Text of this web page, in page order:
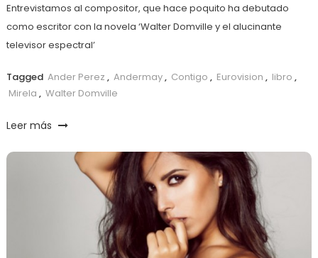
Entrevistamos al compositor, que hace poquito ha debutado
como escritor con la novela ‘Walter Domville y el alucinante
televisor espectral’
Tagged Ander Perez , Andermay, Contigo , Eurovision , libro ,
Mirela , Walter Domville
Leer más